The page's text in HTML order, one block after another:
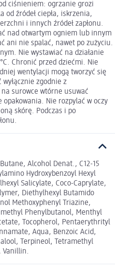
ciśnieniem: ogrzanie grozi
od źródeł ciepła, iskrzenia,
i innych źródeł zapłonu.
nad otwartym ogniem lub innym
ani nie spalać, nawet po zużyciu.
Nie wystawiać na działanie
Chronić przed dziećmi. Nie
wentylacji mogą tworzyć się
zgodnie z
surowce wtórne usuwać
opakowania. Nie rozpylać w oczy
skórę. Podczas i po
Alcohol Denat., C12-15
Hydroxybenzoyl Hexyl
Salicylate, Coco-Caprylate,
Diethylhexyl Butamido
Methoxyphenyl Triazine,
Phenylbutanol, Menthyl
Tocopherol, Pentaerythrityl
Aqua, Benzoic Acid,
Terpineol, Tetramethyl
Vanillin.